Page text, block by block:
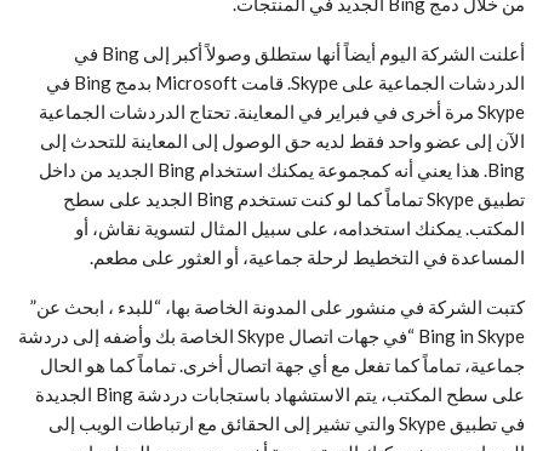
أعلنت الشركة اليوم أيضاً أنها ستطلق وصولاً أكبر إلى Bing في
الدردشات الجماعية على Skype. قامت Microsoft بدمج Bing في
Skype مرة أخرى في فبراير في المعاينة. تحتاج الدردشات الجماعية
الآن إلى عضو واحد فقط لديه حق الوصول إلى المعاينة للتحدث إلى
Bing. هذا يعني أنه كمجموعة يمكنك استخدام Bing الجديد من داخل
تطبيق Skype تماماً كما لو كنت تستخدم Bing الجديد على سطح
المكتب. يمكنك استخدامه، على سبيل المثال لتسوية نقاش، أو
المساعدة في التخطيط لرحلة جماعية، أو العثور على مطعم.
كتبت الشركة في منشور على المدونة الخاصة بها، “للبدء ، ابحث عن”
Bing in Skype “في جهات اتصال Skype الخاصة بك وأضفه إلى دردشة
جماعية، تماماً كما تفعل مع أي جهة اتصال أخرى. تماماً كما هو الحال
على سطح المكتب، يتم الاستشهاد باستجابات دردشة Bing الجديدة
في تطبيق Skype والتي تشير إلى الحقائق مع ارتباطات الويب إلى